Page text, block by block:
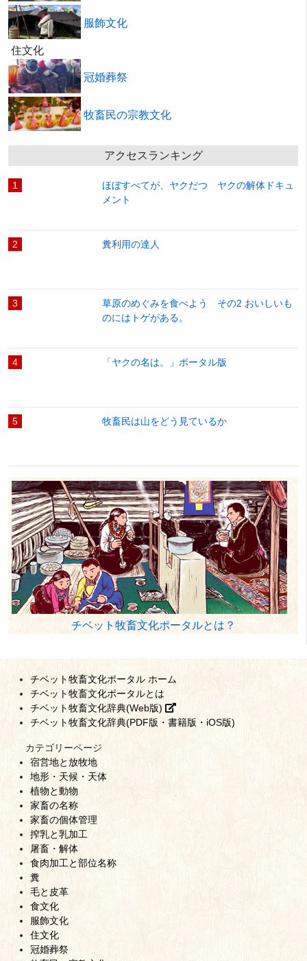
服飾文化
住文化
冠婚葬祭
牧畜民の宗教文化
アクセスランキング
ほぼすべてが、ヤクだつ ヤクの解体ドキュ
メント
1
糞利用の達人
2
草原のめぐみを食べよう その2 おいしいも
のにはトゲがある。
3
「ヤクの名は。」ポータル版
4
牧畜民は山をどう見ているか
5
チベット牧畜文化ポータルとは？
チベット牧畜文化ポータル ホーム
チベット牧畜文化ポータルとは
チベット牧畜文化辞典(Web版)
チベット牧畜文化辞典(PDF版・書籍版・iOS版)
カテゴリーページ
宿営地と放牧地
地形・天候・天体
植物と動物
家畜の名称
家畜の個体管理
搾乳と乳加工
屠畜・解体
食肉加工と部位名称
糞
毛と皮革
食文化
服飾文化
住文化
冠婚葬祭